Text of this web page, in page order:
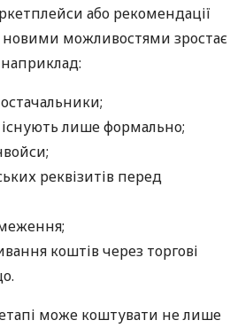
або рекомендації
новими можливостями зростає
наприклад:
лише формально;
реквізитів перед
коштів через торгові
може коштувати не лише